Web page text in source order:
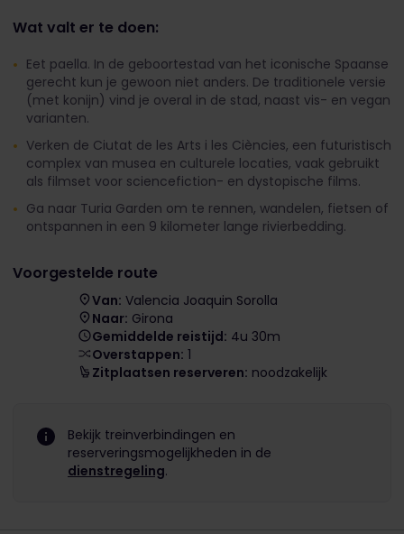
Wat valt er te doen:
Eet paella. In de geboortestad van het iconische Spaanse
gerecht kun je gewoon niet anders. De traditionele versie
(met konijn) vind je overal in de stad, naast vis- en vegan
varianten.
Verken de Ciutat de les Arts i les Ciències, een futuristisch
complex van musea en culturele locaties, vaak gebruikt
als filmset voor sciencefiction- en dystopische films.
Ga naar Turia Garden om te rennen, wandelen, fietsen of
ontspannen in een 9 kilometer lange rivierbedding.
Voorgestelde route
Van: Valencia Joaquin Sorolla
Naar: Girona
Gemiddelde reistijd: 4u 30m
Overstappen: 1
Zitplaatsen reserveren: noodzakelijk
Bekijk treinverbindingen en
reserveringsmogelijkheden in de
dienstregeling.